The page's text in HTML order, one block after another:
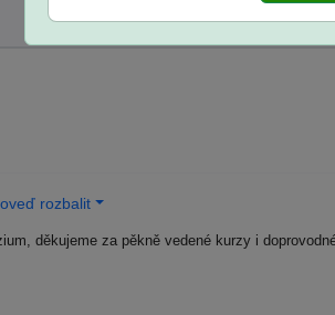
rozbalit
děkujeme za pěkně vedené kurzy i